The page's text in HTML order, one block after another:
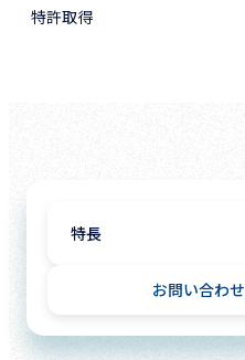
特許取得
お問い合わせ